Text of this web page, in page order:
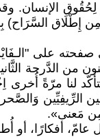
الإنسان.
31 يوليوز 2024. واعتبر هذا
الدَّرجة
لنا مرّةً أُخرى
مَعنى».
عامّ، أفكارًا،